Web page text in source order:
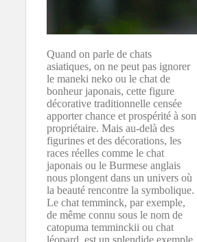
Quand on parle de chats
asiatiques, on ne peut pas ignorer
le maneki neko ou le chat de
bonheur japonais, cette figure
décorative traditionnelle censée
apporter chance et prospérité à son
propriétaire. Mais au-delà des
figurines et des décorations, les
races réelles comme le chat
japonais ou le Burmese anglais
nous plongent dans un univers où
la beauté rencontre la symbolique.
Le chat temminck, par exemple,
de même connu sous le nom de
catopuma temminckii ou chat